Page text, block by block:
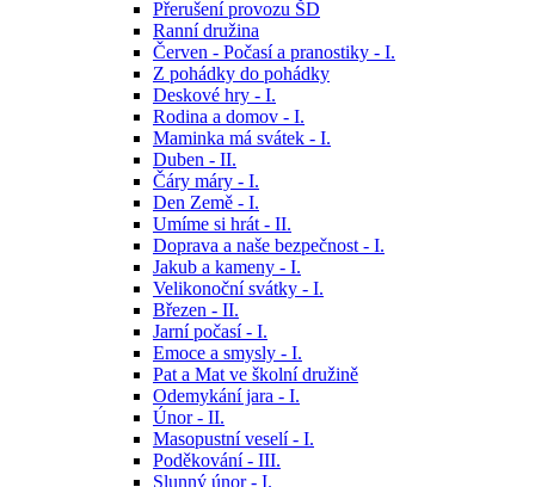
Přerušení provozu ŠD
Ranní družina
Červen - Počasí a pranostiky - I.
Z pohádky do pohádky
Deskové hry - I.
Rodina a domov - I.
Maminka má svátek - I.
Duben - II.
Čáry máry - I.
Den Země - I.
Umíme si hrát - II.
Doprava a naše bezpečnost - I.
Jakub a kameny - I.
Velikonoční svátky - I.
Březen - II.
Jarní počasí - I.
Emoce a smysly - I.
Pat a Mat ve školní družině
Odemykání jara - I.
Únor - II.
Masopustní veselí - I.
Poděkování - III.
Slunný únor - I.